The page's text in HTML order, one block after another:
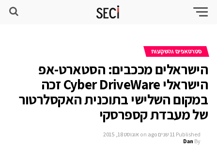
סטרטאפים והשקעות
הישראלים מככבים: הסטארט-אפ
הישראלי Cyber DriveWare זכה
במקום השלישי בתוכנית האקסלרטור
של מעבדת קספרסקי
Published 11 שנים ago on אוגוסט 18, 2015
By
Dan